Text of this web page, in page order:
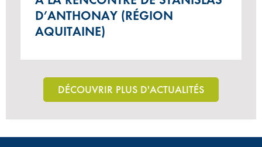
D’ANTHONAY (RÉGION
AQUITAINE)
DÉCOUVRIR PLUS D'ACTUALITÉS